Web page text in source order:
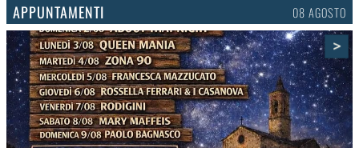
APPUNTAMENTI 06 AGOSTO
>